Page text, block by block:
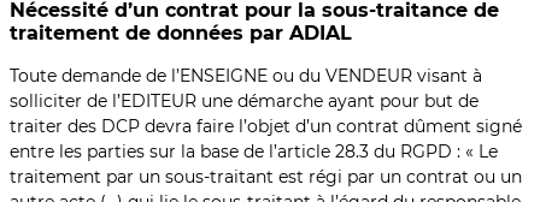
Nécessité d’un contrat pour la sous-traitance de
traitement de données par ADIAL
Toute demande de l’ENSEIGNE ou du VENDEUR visant à
solliciter de l’EDITEUR une démarche ayant pour but de
traiter des DCP devra faire l’objet d’un contrat dûment signé
entre les parties sur la base de l’article 28.3 du RGPD : « Le
traitement par un sous-traitant est régi par un contrat ou un